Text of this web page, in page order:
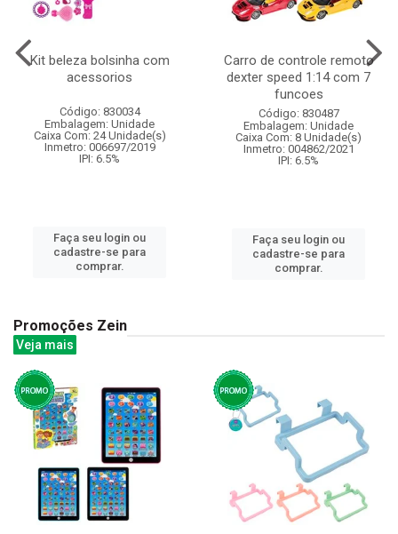
Kit beleza bolsinha com
acessorios
Código: 830034
Embalagem: Unidade
Caixa Com: 24 Unidade(s)
Inmetro: 006697/2019
IPI: 6.5%
Faça seu login ou
cadastre-se para
comprar.
Carro de controle remoto
dexter speed 1:14 com 7
funcoes
Código: 830487
Embalagem: Unidade
Caixa Com: 8 Unidade(s)
Inmetro: 004862/2021
IPI: 6.5%
Faça seu login ou
cadastre-se para
comprar.
Promoções Zein
Veja mais